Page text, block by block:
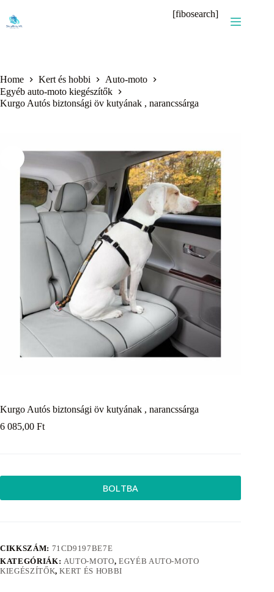
content
[fibosearch]
Home Kert és hobbi
Auto-moto
Egyéb auto-moto kiegészítők
Kurgo Autós biztonsági öv kutyának , narancssárga
Kurgo Autós biztonsági öv kutyának , narancssárga
6 085,00 Ft
BOLTBA
CIKKSZÁM: 71CD9197BE7E
KATEGÓRIÁK: AUTO-MOTO, EGYÉB AUTO-MOTO
KIEGÉSZÍTŐK,KERT ÉS HOBBI